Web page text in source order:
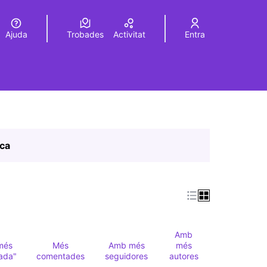
Elegir el idioma Choose language
Ajuda Trobades Activitat Entra
Més
comentades
Amb més
seguidores
Amb
més
autores